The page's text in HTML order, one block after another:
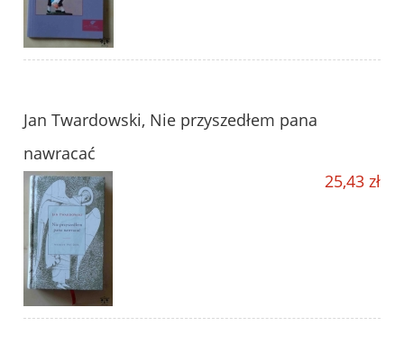
Jan Twardowski, Nie przyszedłem pana
nawracać
25,43 zł